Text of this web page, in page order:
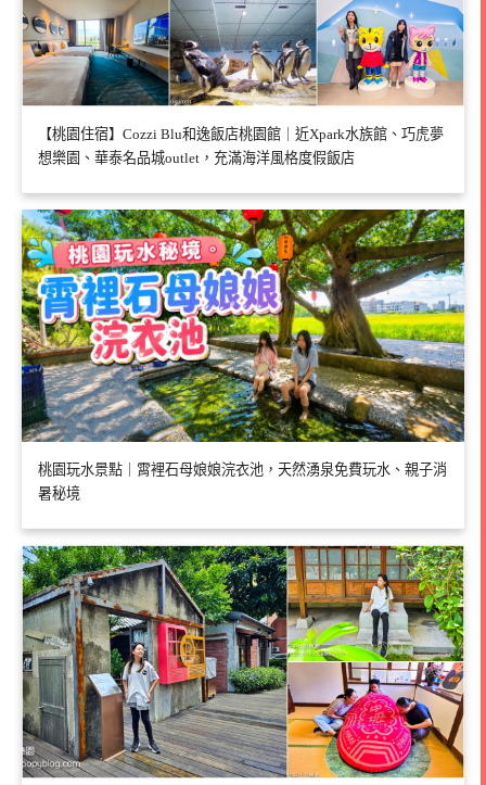
【桃園住宿】Cozzi Blu和逸飯店桃園館｜近Xpark水族館、巧虎夢
想樂園、華泰名品城outlet，充滿海洋風格度假飯店
桃園玩水景點｜霄裡石母娘娘浣衣池，天然湧泉免費玩水、親子消
暑秘境